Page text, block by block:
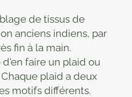
de tissus de
anciens indiens, par
fin à la main.
d'en faire un plaid ou
plaid a deux
motifs différents.